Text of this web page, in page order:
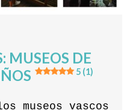
MUSEOS DE
5 (1)
museos vascos